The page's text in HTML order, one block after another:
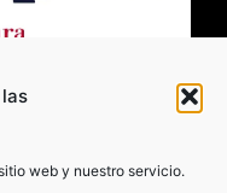
web y nuestro servicio.
Todos los